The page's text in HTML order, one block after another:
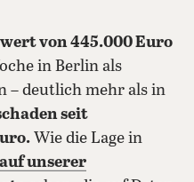
von 445.000 Euro
in Berlin als
– deutlich mehr als in
seit
Wie die Lage in
auf unserer